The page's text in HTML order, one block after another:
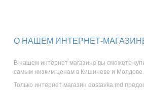
О НАШЕМ ИНТЕРНЕТ-
В нашем интернет магазине вы сможете
самым низким ценам в Кишиневе и Молдове.
Только интернет магазин dostavka.md